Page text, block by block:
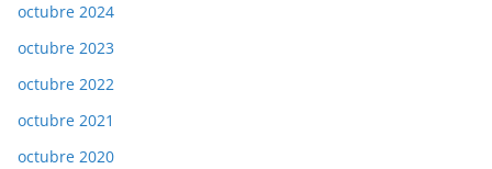
octubre 2024
octubre 2023
octubre 2022
octubre 2021
octubre 2020